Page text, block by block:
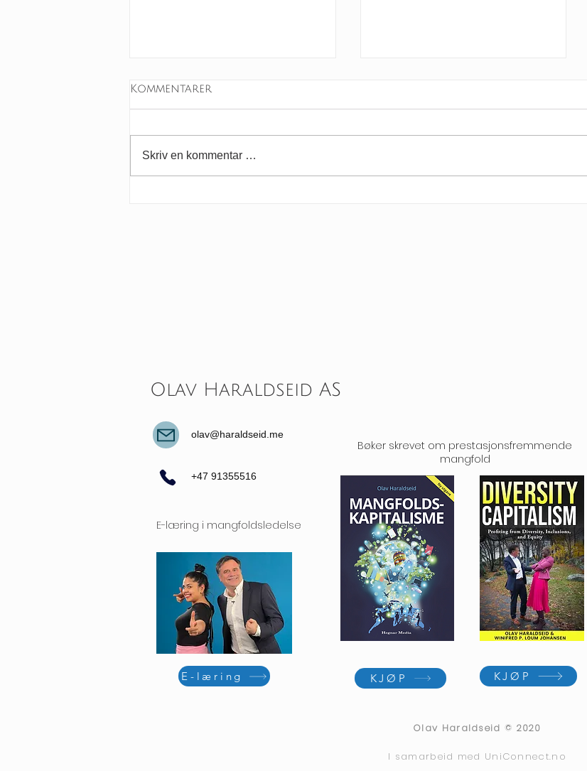
Kommentarer
Skriv en kommentar …
Olav Haraldseid AS
olav@haraldseid.me
Bøker skrevet om prestasjonsfremmende
mangfold
+47 91355516
E-læring i mangfoldsledelse
E-læring KJØP KJØP
Olav Haraldseid © 2020
I samarbeid med UniConnect.no